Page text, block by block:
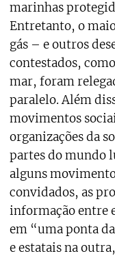
marinhas
Entretanto, o
gás – e outros
contestados,
mar, foram
paralelo. Além
movimentos
organizações da
partes do mundo
alguns
convidados, as
informação entre
em “uma ponta
e estatais na